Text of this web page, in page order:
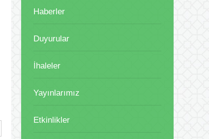
Haberler
Duyurular
İhaleler
Yayınlarımız
Etkinlikler